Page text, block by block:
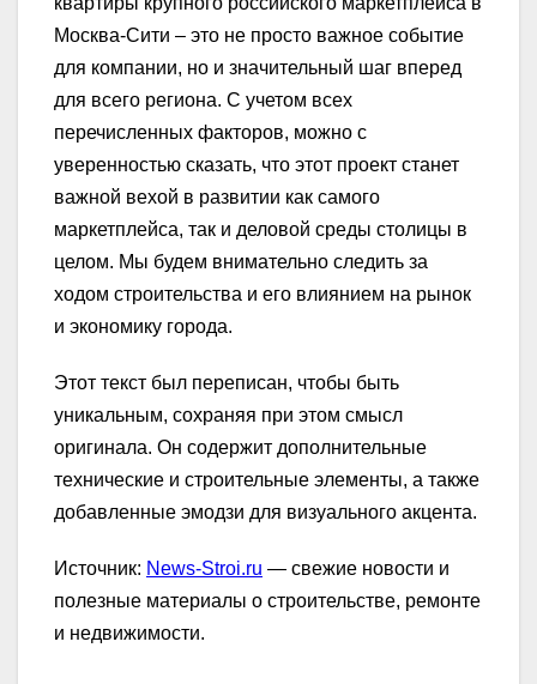
Москва-Сити – это не просто важное событие
для компании, но и значительный шаг вперед
для всего региона. С учетом всех
перечисленных факторов, можно с
уверенностью сказать, что этот проект станет
важной вехой в развитии как самого
маркетплейса, так и деловой среды столицы в
целом. Мы будем внимательно следить за
ходом строительства и его влиянием на рынок
и экономику города.
Этот текст был переписан, чтобы быть
уникальным, сохраняя при этом смысл
оригинала. Он содержит дополнительные
технические и строительные элементы, а также
добавленные эмодзи для визуального акцента.
Источник: News-Stroi.ru — свежие новости и
полезные материалы о строительстве, ремонте
и недвижимости.